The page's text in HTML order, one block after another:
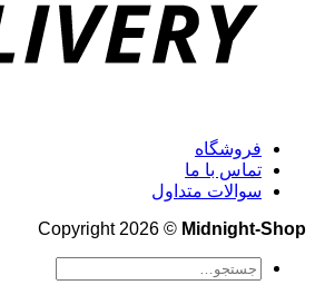
فروشگاه
تماس با ما
سوالات متداول
Copyright 2026 © Midnight-Shop
جستجو